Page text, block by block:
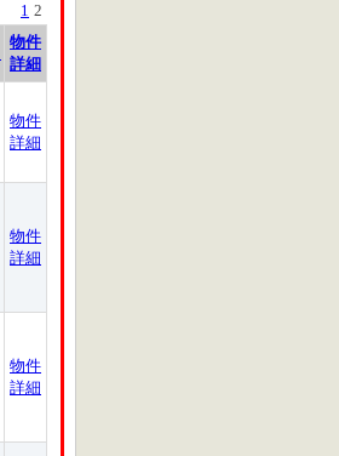
1 2
物件
詳細
物件
詳細
物件
詳細
物件
詳細